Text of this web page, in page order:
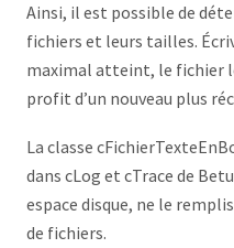
Ainsi, il est possible de
fichiers et leurs tailles.
maximal atteint, le fichier
profit d’un nouveau plus
La classe
dans cLog et cTrace de
espace disque, ne le
de fichiers.